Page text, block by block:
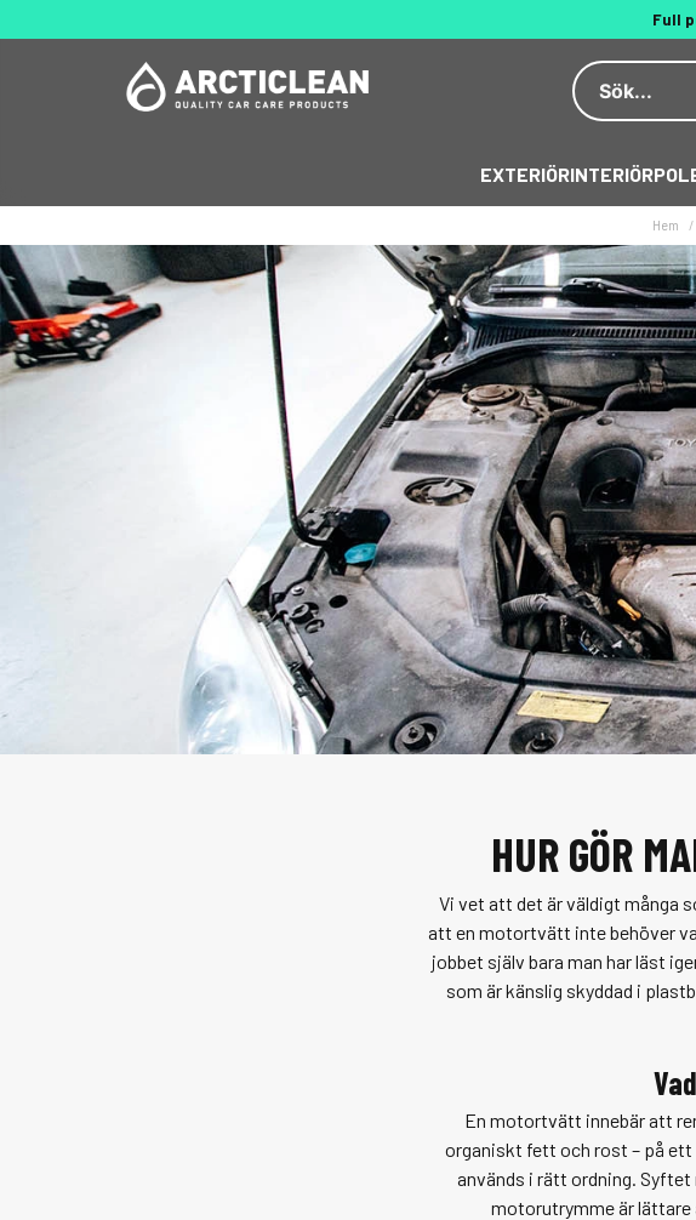
EXTERIÖRINTERIÖR
Hem
HUR GÖR
Vi vet att det är väldigt många
att en motortvätt inte behöver
jobbet själv bara man har läst
som är känslig skyddad i
En motortvätt innebär att
organiskt fett och rost – på
används i rätt ordning.
motorutrymme är lättare